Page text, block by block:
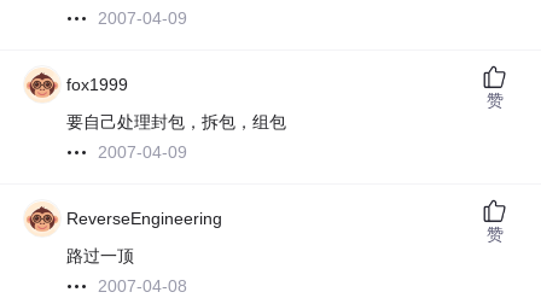
2007-04-09
fox1999
要自己处理封包，拆包，组包
2007-04-09
赞
ReverseEngineering
路过一顶
2007-04-08
赞